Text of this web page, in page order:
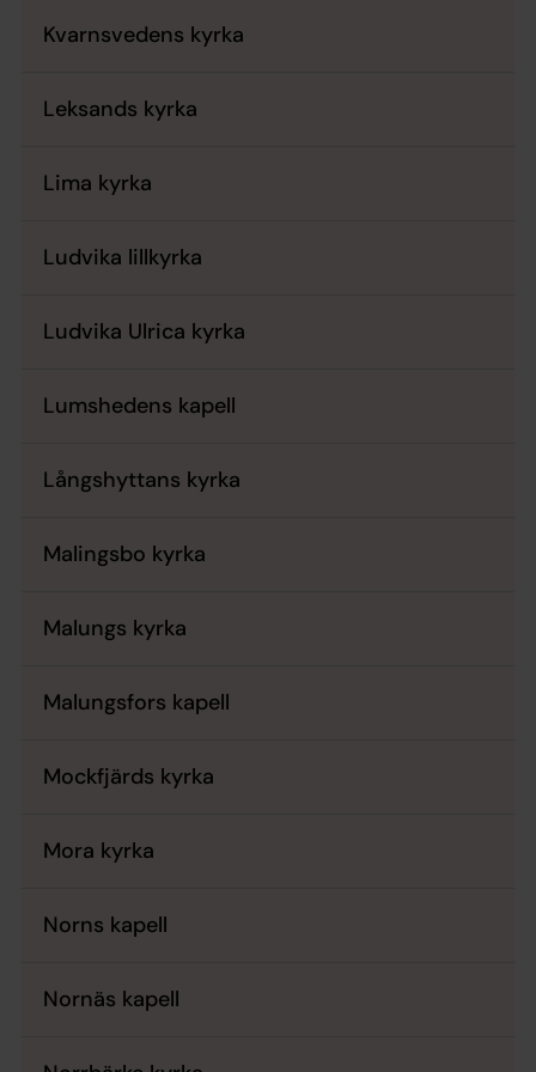
Kvarnsvedens kyrka
Leksands kyrka
Lima kyrka
Ludvika lillkyrka
Ludvika Ulrica kyrka
Lumshedens kapell
Långshyttans kyrka
Malingsbo kyrka
Malungs kyrka
Malungsfors kapell
Mockfjärds kyrka
Mora kyrka
Norns kapell
Nornäs kapell